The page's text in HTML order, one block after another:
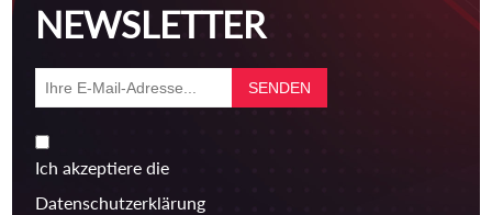
NEWSLETTER
Ich akzeptiere die
Datenschutzerklärung